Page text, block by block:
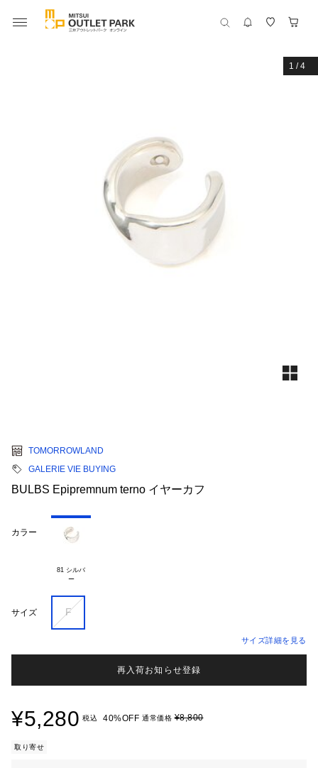
1 /4
TOMORROWLAND
GALERIE VIE BUYING
BULBS Epipremnum terno イヤーカフ
カラー
81 シルバ
ー
サイズ F
サイズ詳細を見る
再入荷お知らせ登録
¥5,280 税込 40%OFF 通常価格¥8,800
取り寄せ